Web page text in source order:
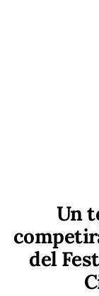
Un
del